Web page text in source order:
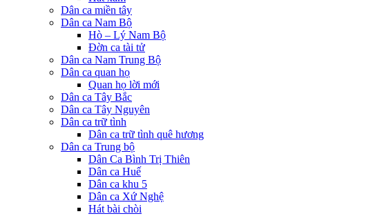
Dân ca miền tây
Dân ca Nam Bộ
Hò – Lý Nam Bộ
Đờn ca tài tử
Dân ca Nam Trung Bộ
Dân ca quan họ
Quan họ lời mới
Dân ca Tây Bắc
Dân ca Tây Nguyên
Dân ca trữ tình
Dân ca trữ tình quê hương
Dân ca Trung bộ
Dân Ca Bình Trị Thiên
Dân ca Huế
Dân ca khu 5
Dân ca Xứ Nghệ
Hát bài chòi